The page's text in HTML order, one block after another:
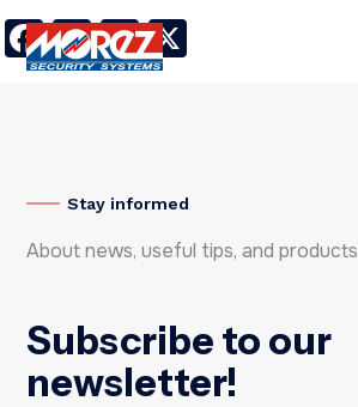
Facebook
LinkedIn
Twitter
Stay informed
About news, useful tips, and products
Subscribe to our
newsletter!